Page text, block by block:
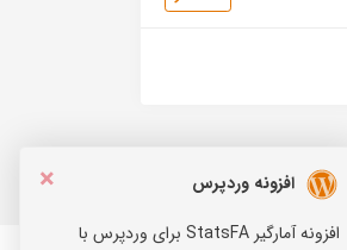
×
افزونه وردپرس
افزونه آمارگیر StatsFA برای وردپرس با